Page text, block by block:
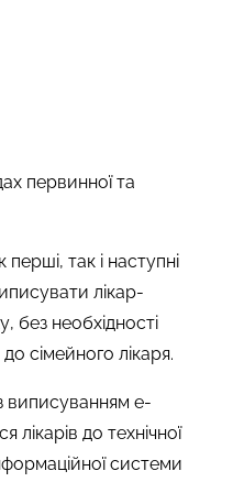
первинної та
так і наступні
лікар-
без необхідності
сімейного лікаря.
виписуванням е-
лікарів до технічної
системи